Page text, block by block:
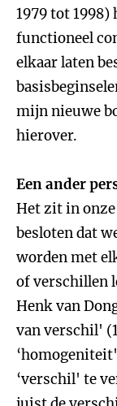
1979 tot 1998)
functioneel
elkaar laten
mijn nieuwe
hierover.
Een ander
Het zit in
besloten dat
worden met
of verschillen
Henk van
van verschil'
‘verschil' te